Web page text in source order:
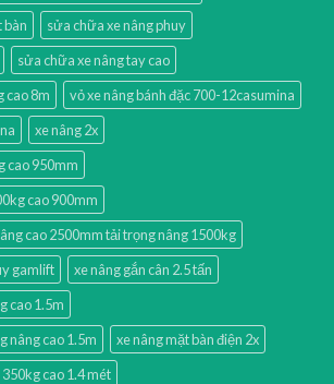
bàn
sửa chữa xe nâng phuy
sửa chữa xe nâng tay cao
cao 8m
vỏ xe nâng bánh đặc 700-12casumina
xe nâng 2x
cao 950mm
cao 900mm
cao 2500mm tải trọng nâng 1500kg
gamlift
xe nâng gắn cân 2.5 tấn
cao 1.5m
nâng cao 1.5m
xe nâng mặt bàn điện 2x
cao 1.4 mét